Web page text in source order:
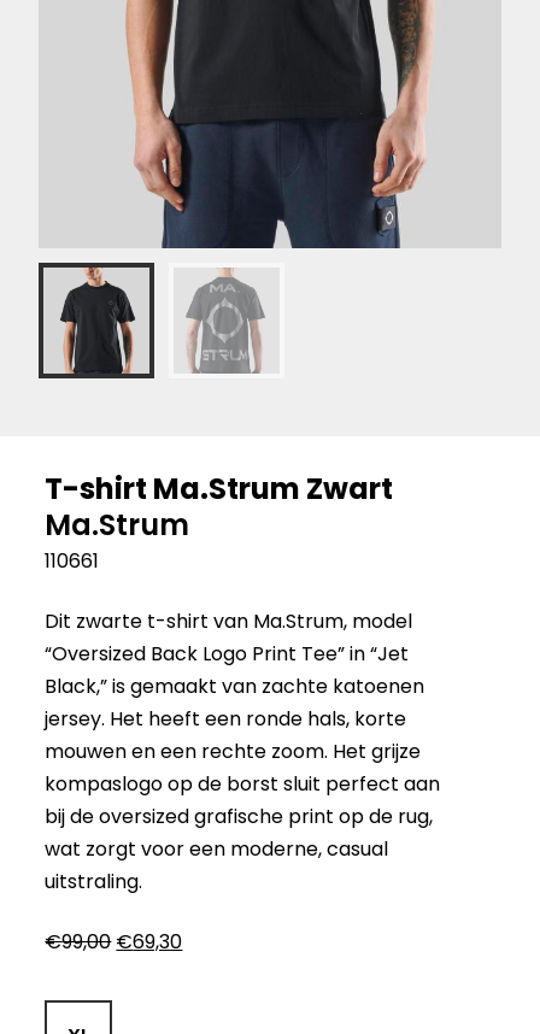
T-shirt Ma.Strum Zwart
Ma.Strum
110661
Dit zwarte t-shirt van Ma.Strum, model
“Oversized Back Logo Print Tee” in “Jet
Black,” is gemaakt van zachte katoenen
jersey. Het heeft een ronde hals, korte
mouwen en een rechte zoom. Het grijze
kompaslogo op de borst sluit perfect aan
bij de oversized grafische print op de rug,
wat zorgt voor een moderne, casual
uitstraling.
€99,00 Oorspronkelijke
€69,30Huidige